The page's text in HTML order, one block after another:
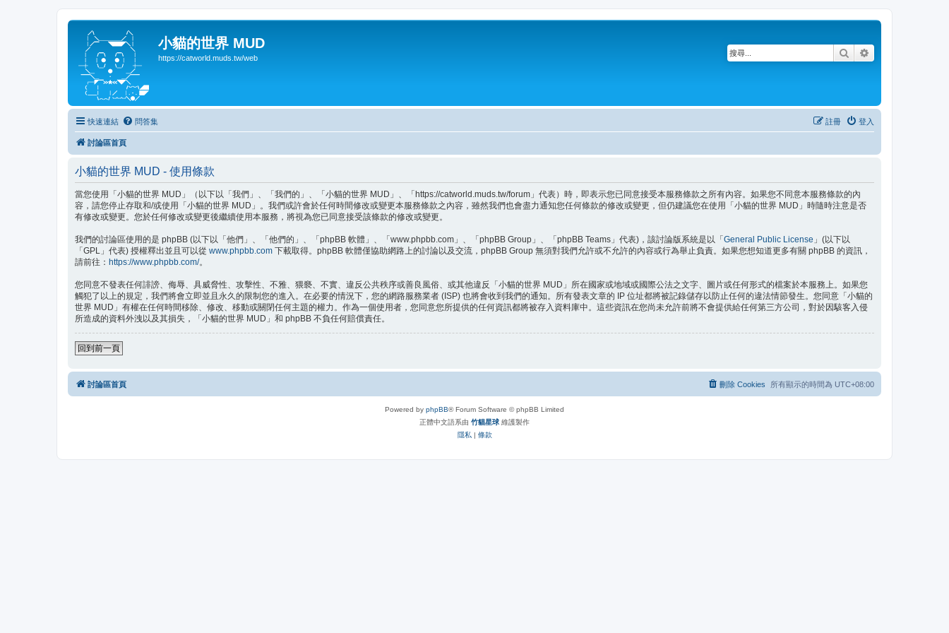
小貓的世界 MUD
https://catworld.muds.tw/web 搜尋
快速連結 問答集 登入
註冊
討論區首頁
小貓的世界 MUD - 使用條款
當您使用「小貓的世界 MUD」（以下以「我們」、「我們的」、「小貓的世界 MUD」、「https://catworld.muds.tw/forum」代表）時，即表示您已同意接受本服務條款之所有內容。如果您不同意本服務條款的內
容，請您停止存取和/或使用「小貓的世界 MUD」。我們或許會於任何時間修改或變更本服務條款之內容，雖然我們也會盡力通知您任何條款的修改或變更，但仍建議您在使用「小貓的世界 MUD」時隨時注意是否
有修改或變更。您於任何修改或變更後繼續使用本服務，將視為您已同意接受該條款的修改或變更。
我們的討論區使用的是 phpBB (以下以「他們」、「他們的」、「phpBB 軟體」、「www.phpbb.com」、「phpBB Group」、「phpBB Teams」代表)，該討論版系統是以「 General Public License 」(以下以
「GPL」代表) 授權釋出並且可以從 www.phpbb.com 下載取得。phpBB 軟體僅協助網路上的討論以及交流，phpBB Group 無須對我們允許或不允許的內容或行為舉止負責。如果您想知道更多有關 phpBB 的資訊，
請前往： https://www.phpbb.com/。
您同意不發表任何誹謗、侮辱、具威脅性、攻擊性、不雅、猥褻、不實、違反公共秩序或善良風俗、或其他違反「小貓的世界 MUD」所在國家或地域或國際公法之文字、圖片或任何形式的檔案於本服務上。如果您
觸犯了以上的規定，我們將會立即並且永久的限制您的進入。在必要的情況下，您的網路服務業者 (ISP) 也將會收到我們的通知。所有發表文章的 IP 位址都將被記錄儲存以防止任何的違法情節發生。您同意「小貓的
世界 MUD」有權在任何時間移除、修改、移動或關閉任何主題的權力。作為一個使用者，您同意您所提供的任何資訊都將被存入資料庫中。這些資訊在您尚未允許前將不會提供給任何第三方公司，對於因駭客入侵
所造成的資料外洩以及其損失，「小貓的世界 MUD」和 phpBB 不負任何賠償責任。
回到前一頁
討論區首頁 所有顯示的時間為 UTC+08:00
刪除 Cookies
Powered by phpBB® Forum Software © phpBB Limited
正體中文語系由 竹貓星球 維護製作
隱私 | 條款